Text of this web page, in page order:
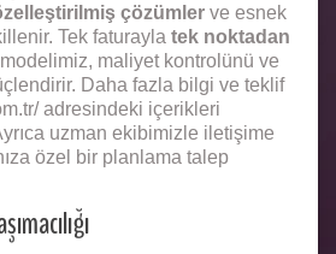
çözümler ve esnek
Tek faturayla tek noktadan
maliyet kontrolünü ve
Daha fazla bilgi ve teklif
adresindeki içerikleri
uzman ekibimizle iletişime
özel bir planlama talep